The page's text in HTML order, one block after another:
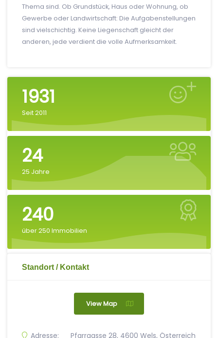
Thema sind. Ob Grundstück, Haus oder Wohnung, ob
Gewerbe oder Landwirtschaft: Die Aufgabenstellungen
sind vielschichtig. Keine Liegenschaft gleicht der
anderen, jede verdient die volle Aufmerksamkeit.
2011
Seit 2011
25
25 Jahre
250
über 250 Immobilien
Standort / Kontakt
View Map
Adresse: Pfarrgasse 28, 4600 Wels, Österreich